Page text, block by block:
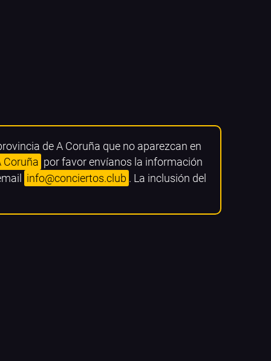
de A Coruña que no aparezcan en
Coruña por favor envíanos la información
info@conciertos.club . La inclusión del